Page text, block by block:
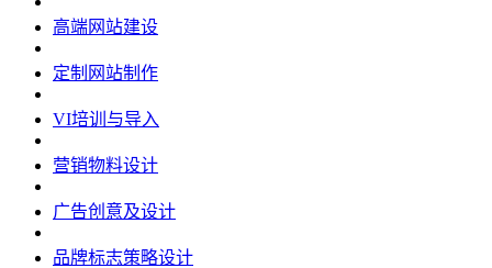
高端网站建设
定制网站制作
VI培训与导入
营销物料设计
广告创意及设计
品牌标志策略设计